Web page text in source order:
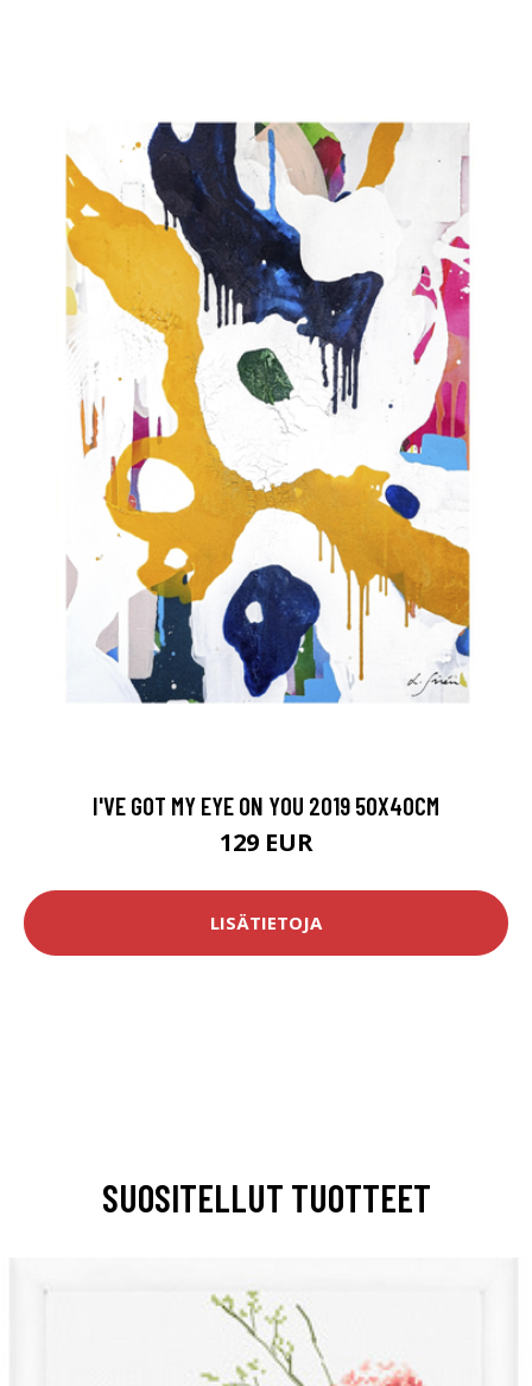
I'VE GOT MY EYE ON YOU 2019 50X40CM
129 EUR
LISÄTIETOJA
SUOSITELLUT TUOTTEET